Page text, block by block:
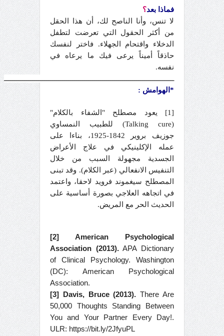
فماذا بعد؟
لا تنس، وأنا الناصح لك، أن هذا الحقل
من أكثر الحقول التي تعرضت لتطفل
الدخلاء واقتحام الجهلاء. فاختر لنفسك
حاذقاً أميناً يرعى فيك ما يرعاه في
نفسه.
ـــــــــــــــــــــــــــــــــــــــــــــــــــــــــــــــــــــــــــــــــــــ
*الهوامش :
[1] يعود مصطلح "الشفاء بالكلام"
(Talking cure) للطبيب النمساوي
جوزيف بروير 1842-1925، بناءا على
عمله الإكلينيكي في علاج الأعراض
الجسدية مجهولة السبب من خلال
التنفيس الانفعالي (عبر الكلام). وقد تبنى
المصطلح سيغموند فرويد لاحقا، واعتمد
في اتجاهه العلاجي بصورة أساسية على
الحديث الحر مع المريض.
[2] American Psychological
Association (2013).APA Dictionary
of Clinical Psychology. Washington
(DC): American Psychological
Association.
[3] Davis, Bruce (2013). There Are
50,000 Thoughts Standing Between
You and Your Partner Every Day!.
ULR: https://bit.ly/2JfyuPL